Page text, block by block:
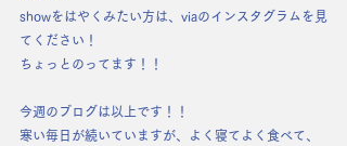
showをはやくみたい方は、viaのインスタグラムを見
てください！
ちょっとのってます！！
今週のブログは以上です！！
寒い毎日が続いていますが、よく寝てよく食べて、